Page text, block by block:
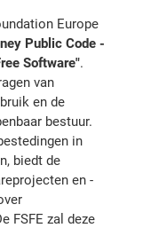
Europe
Public Code -
Software".
van
en de
bestuur.
in
biedt de
en -
FSFE zal deze